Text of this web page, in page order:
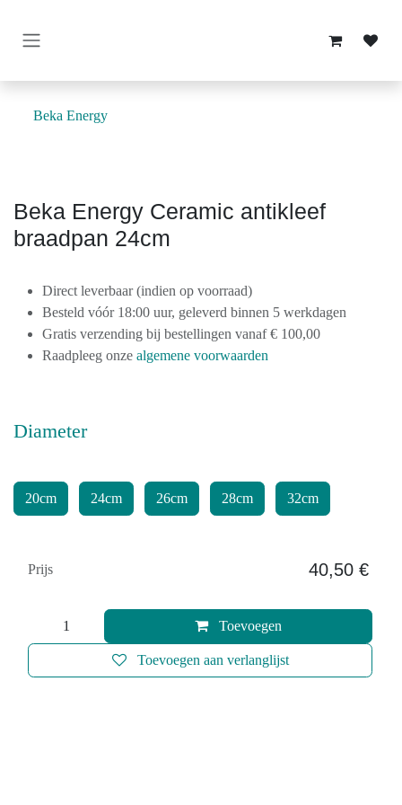
Beka Energy
Beka Energy Ceramic antikleef
braadpan 24cm
Direct leverbaar (indien op voorraad)
Besteld vóór 18:00 uur, geleverd binnen 5 werkdagen
Gratis verzending bij bestellingen vanaf € 100,00
Raadpleeg onze algemene voorwaarden
Diameter
20cm 24cm 26cm 28cm 32cm
Toevoegen
Toevoegen aan verlanglijst
Prijs 40,50€